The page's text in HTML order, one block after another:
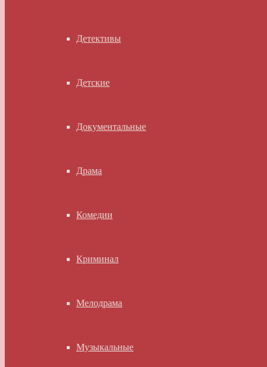
Детективы
Детские
Документальные
Драма
Комедии
Криминал
Мелодрама
Музыкальные